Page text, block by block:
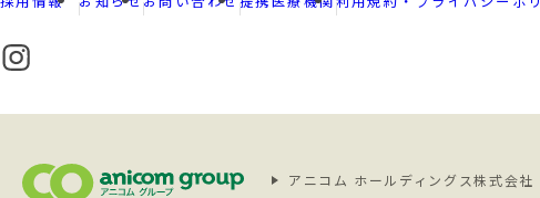
アニコム ホールディングス株式会社